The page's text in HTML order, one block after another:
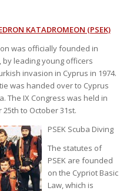
KATADROMEON (PSEK)
was officially founded in
by leading young officers
invasion in Cyprus in 1974.
was handed over to Cyprus
The IX Congress was held in
25th to October 31st.
PSEK Scuba Diving
The statutes of
PSEK are founded
on the Cypriot Basic
Law, which is